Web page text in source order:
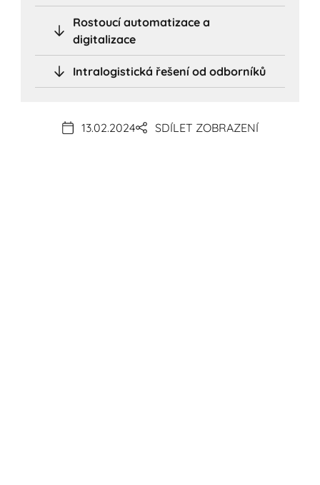
Rostoucí automatizace a
digitalizace
Intralogistická řešení od odborníků
13.02.2024 SDÍLET ZOBRAZENÍ